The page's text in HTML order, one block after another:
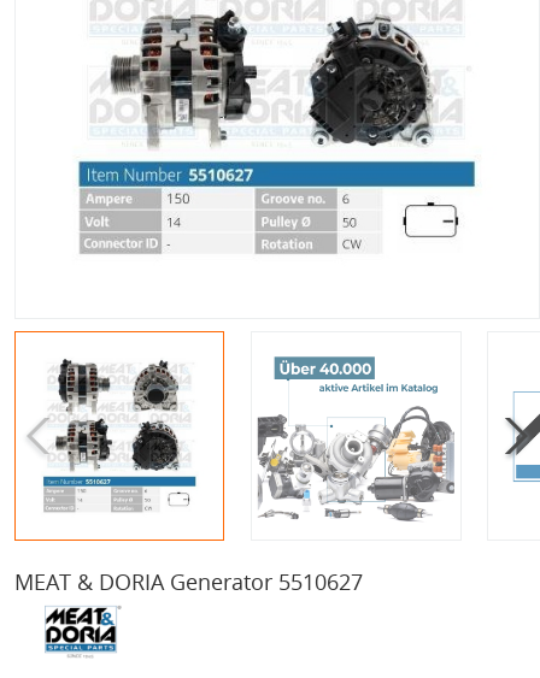
MEAT & DORIA Generator 5510627